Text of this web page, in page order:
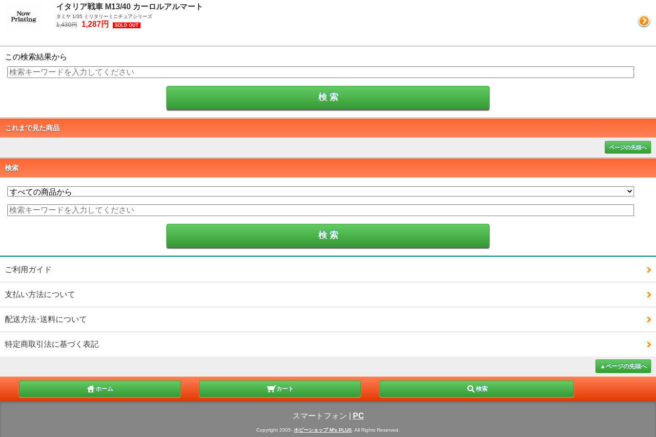
イタリア戦車 M13/40 カーロルアルマート
タミヤ 1/35 ミリタリーミニチュアシリーズ
1,430円 1,287円 SOLD OUT
この検索結果から
これまで見た商品
ページの先頭へ
検索
ご利用ガイド
支払い方法について
配送方法･送料について
特定商取引法に基づく表記
▲ページの先頭へ
ホーム カート 検索
スマートフォン PC
Copyright 2005- ホビーショップ M's PLUS . All Rights Reserved.